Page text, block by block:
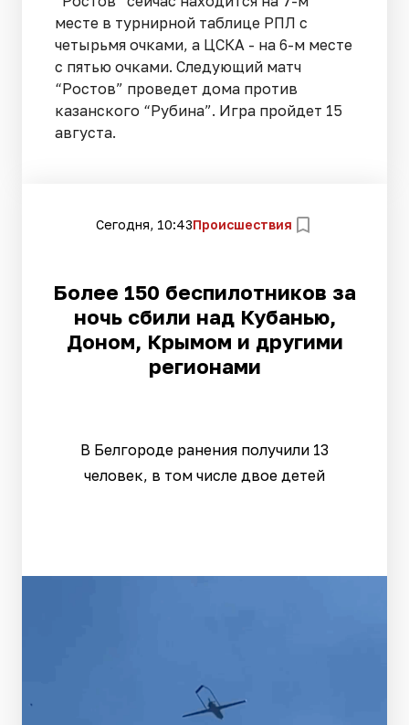
месте в турнирной таблице РПЛ с
четырьмя очками, а ЦСКА - на 6-м месте
с пятью очками. Следующий матч
“Ростов” проведет дома против
казанского “Рубина”. Игра пройдет 15
августа.
Сегодня, 10:43Происшествия
Более 150 беспилотников за
ночь сбили над Кубанью,
Доном, Крымом и другими
регионами
В Белгороде ранения получили 13
человек, в том числе двое детей